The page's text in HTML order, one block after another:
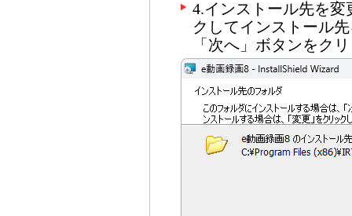
4.インストール先を
クしてインストール
「次へ」ボタンをク